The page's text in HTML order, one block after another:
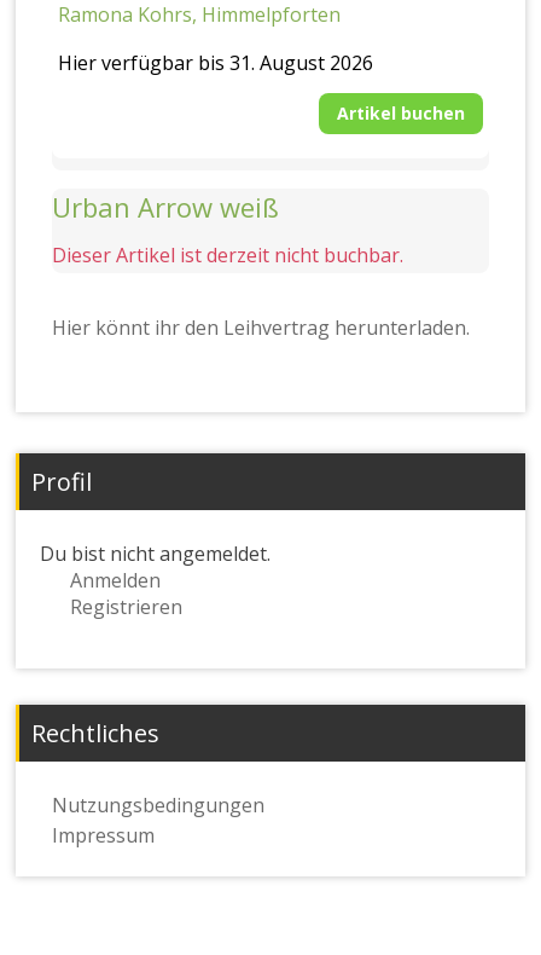
Ramona Kohrs, Himmelpforten
Hier verfügbar bis 31. August 2026
Artikel buchen
Urban Arrow weiß
Dieser Artikel ist derzeit nicht buchbar.
Hier könnt ihr den Leihvertrag herunterladen.
Profil
Du bist nicht angemeldet.
Anmelden
Registrieren
Rechtliches
Nutzungsbedingungen
Impressum